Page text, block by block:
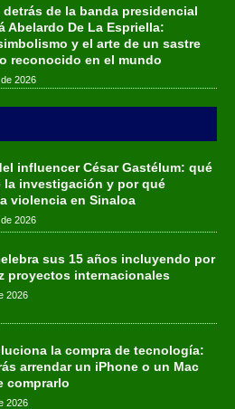
de la banda presidencial
Abelardo De La Espriella:
y el arte de un sastre
reconocido en el mundo
2026
influencer César Gastélum: qué
la investigación y por qué
violencia en Sinaloa
2026
sus 15 años incluyendo por
proyectos internacionales
2026
la compra de tecnología:
arrendar un iPhone o un Mac
comprarlo
2026